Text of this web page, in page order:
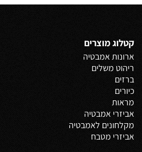
קטלוג מוצרים
ארונות אמבטיה
ריהוט משלים
ברזים
כיורים
מראות
אביזרי אמבטיה
מקלחונים לאמבטיה
אביזרי מטבח